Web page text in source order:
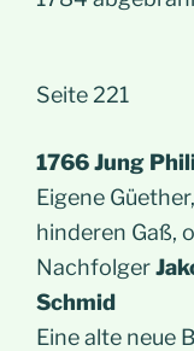
Seite 221
1766 Jung
Eigene
hinderen Gaß,
Nachfolger
Schmid
Eine alte neue